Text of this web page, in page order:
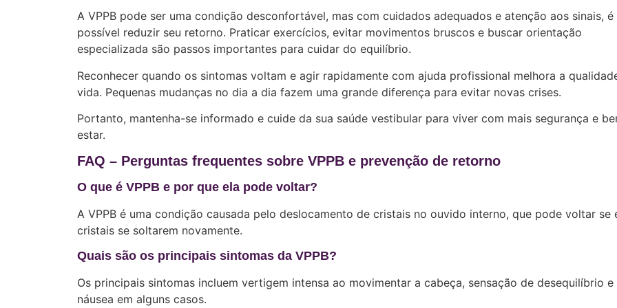
A VPPB pode ser uma condição desconfortável, mas com cuidados adequados e atenção aos sinais, é
possível reduzir seu retorno. Praticar exercícios, evitar movimentos bruscos e buscar orientação
especializada são passos importantes para cuidar do equilíbrio.
Reconhecer quando os sintomas voltam e agir rapidamente com ajuda profissional melhora a
vida. Pequenas mudanças no dia a dia fazem uma grande diferença para evitar novas crises.
Portanto, mantenha-se informado e cuide da sua saúde vestibular para viver com mais segurança e
estar.
FAQ – Perguntas frequentes sobre VPPB e prevenção de retorno
O que é VPPB e por que ela pode voltar?
A VPPB é uma condição causada pelo deslocamento de cristais no ouvido interno, que pode voltar se
cristais se soltarem novamente.
Quais são os principais sintomas da VPPB?
Os principais sintomas incluem vertigem intensa ao movimentar a cabeça, sensação de desequilíbrio e
náusea em alguns casos.